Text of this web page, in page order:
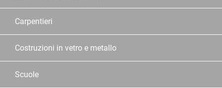
Carpentieri
Costruzioni in vetro e metallo
Scuole